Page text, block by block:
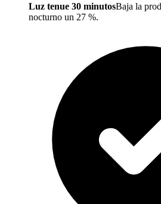
Luz tenue 30 minutosBaja la
nocturno un 27 %.